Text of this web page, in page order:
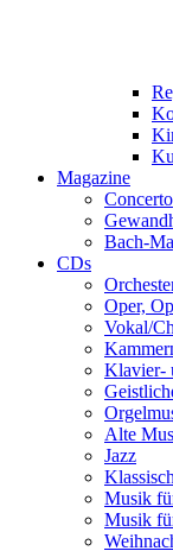
Magazine
Concerto
Bach-
CDs
Oper,
Vokal/
Klavier-
Alte
Jazz
Musik
Musik